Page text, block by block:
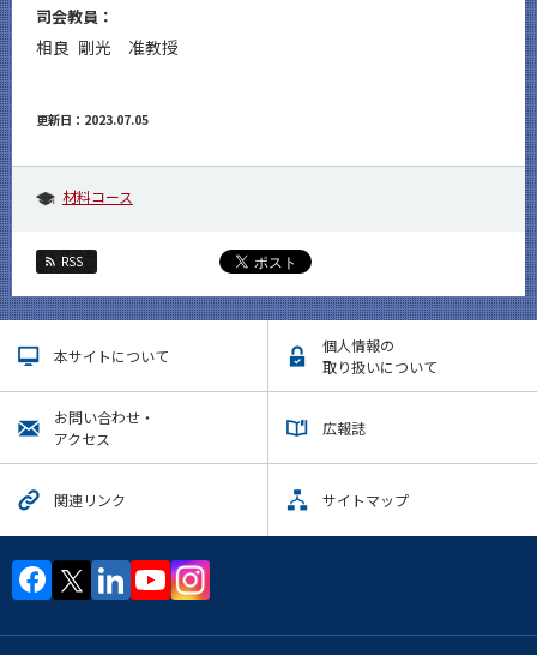
司会教員：
相良 剛光 准教授
更新日：2023.07.05
材料コース
RSS
本サイトについて
個人情報の
取り扱いについて
お問い合わせ・
アクセス
広報誌
関連リンク サイトマップ